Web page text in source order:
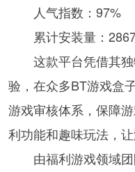
人气指数：97%
累计安装量：
这款平台凭借其
验，在众多BT游戏盒
游戏审核体系，保障
利功能和趣味玩法，
由福利游戏领域